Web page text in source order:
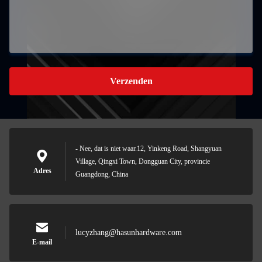
Verzenden
Adres
- Nee, dat is niet waar.12, Yinkeng Road, Shangyuan
Village, Qingxi Town, Dongguan City, provincie
Guangdong, China
E-mail
lucyzhang@hasunhardware.com